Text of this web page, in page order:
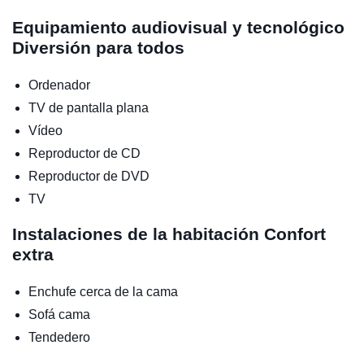
Equipamiento audiovisual y tecnológico
Diversión para todos
Ordenador
TV de pantalla plana
Vídeo
Reproductor de CD
Reproductor de DVD
TV
Instalaciones de la habitación Confort
extra
Enchufe cerca de la cama
Sofá cama
Tendedero